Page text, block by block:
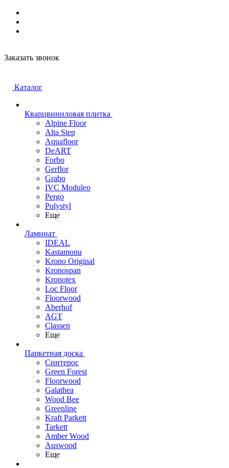
Заказать звонок
Каталог
Кварцвиниловая плитка
Alpine Floor
Alta Step
Aquafloor
DeART
Forbo
Gerflor
Grabo
IVC Moduleo
Pergo
Polystyl
Еще
Ламинат
IDEAL
Kastamonu
Krono Original
Kronospan
Kronotex
Loc Floor
Floorwood
Aberhof
AGT
Classen
Еще
Паркетная доска
Синтерос
Green Forest
Floorwood
Galathea
Wood Bee
Greenline
Kraft Parkett
Tarkett
Amber Wood
Auswood
Еще